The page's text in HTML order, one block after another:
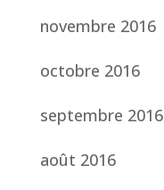
novembre 2016
octobre 2016
septembre 2016
août 2016